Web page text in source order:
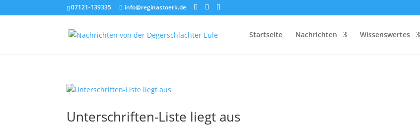
07121-139335 info@reginastoerk.de
Startseite Nachrichten Wissenswertes
Unterschriften-Liste liegt aus